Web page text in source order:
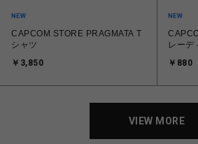
CAPCOM STORE PRAGMATA T
シャツ
￥3,850
レーデ
￥880
VIEW MORE